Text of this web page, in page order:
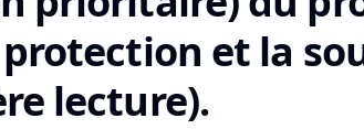
et la
lecture).